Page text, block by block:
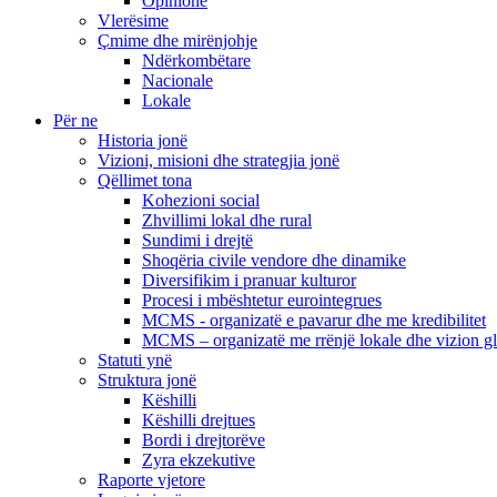
Vlerësime
Çmime dhe mirënjohje
Ndërkombëtare
Nacionale
Lokale
Për ne
Historia jonë
Vizioni, misioni dhe strategjia jonë
Qëllimet tona
Kohezioni social
Zhvillimi lokal dhe rural
Sundimi i drejtë
Shoqëria civile vendore dhe dinamike
Diversifikim i pranuar kulturor
Procesi i mbështetur eurointegrues
MCMS - organizatë e pavarur dhe me kredibilitet
MCMS – organizatë me rrënjë lokale dhe vizion
Statuti ynë
Struktura jonë
Këshilli
Këshilli drejtues
Bordi i drejtorëve
Zyra ekzekutive
Raporte vjetore